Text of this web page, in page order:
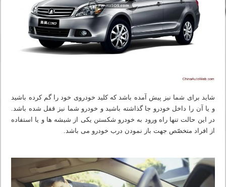
شاید برای شما نیز پیش آمده باشد که کلید خودروی خود را گم کرده باشید
و یا آن را داخل خودرو جا گذاشته باشید و خودرو شما نیز قفل شده باشد.
در این حالت تنها راه ورود به خودرو شکستن یکی از شیشه ها و یا استفاده
از افراد متخصّص جهت باز نمودن درب خودرو می باشد.